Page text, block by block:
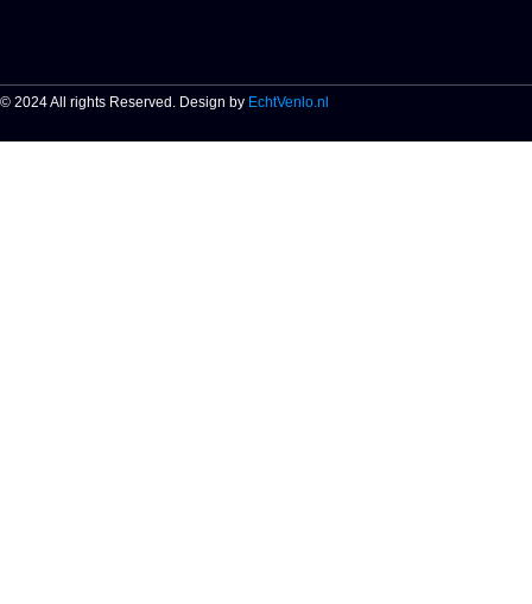
© 2024 All rights Reserved. Design by EchtVenlo.nl